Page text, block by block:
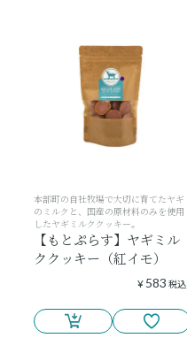
本部町の自社牧場で大切に育てたヤギ
のミルクと、国産の原材料のみを使用
したヤギミルククッキー。
【もとぷらす】ヤギミル
ククッキー（紅イモ）
¥ 583 税込